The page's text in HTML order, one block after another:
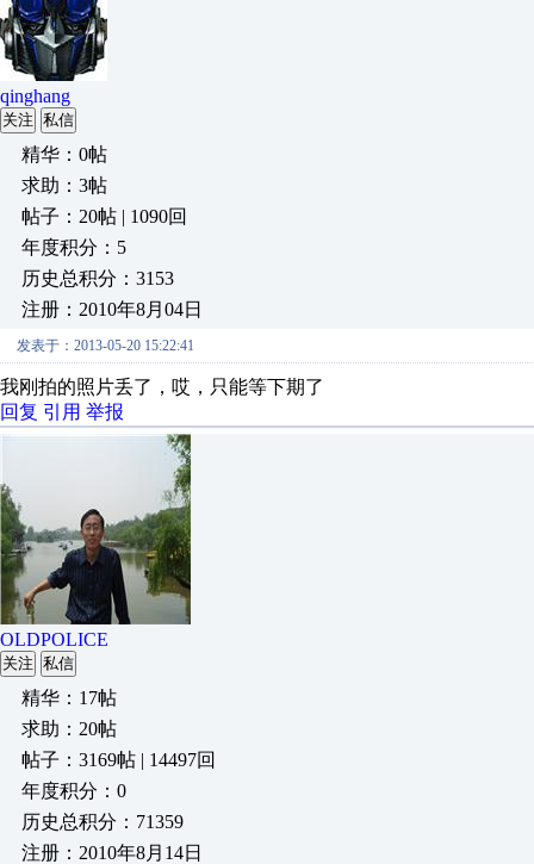
qinghang
关注 私信
精华：0帖
求助：3帖
帖子：20帖 | 1090回
年度积分：5
历史总积分：3153
注册：2010年8月04日
发表于：2013-05-20 15:22:41
我刚拍的照片丢了，哎，只能等下期了
回复 引用 举报
OLDPOLICE
关注 私信
精华：17帖
求助：20帖
帖子：3169帖 | 14497回
年度积分：0
历史总积分：71359
注册：2010年8月14日